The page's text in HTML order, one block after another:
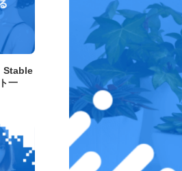
Stable
一